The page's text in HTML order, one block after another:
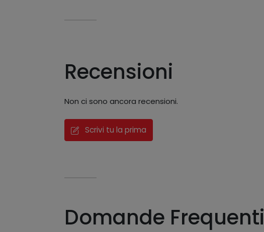
Recensioni
Non ci sono ancora recensioni.
Scrivi tu la prima
Domande Frequenti